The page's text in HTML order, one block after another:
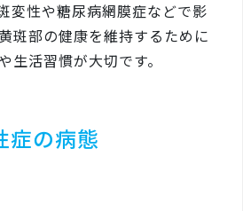
変性や糖尿病網膜症などで影
斑部の健康を維持するために
生活習慣が大切です。
症の病態